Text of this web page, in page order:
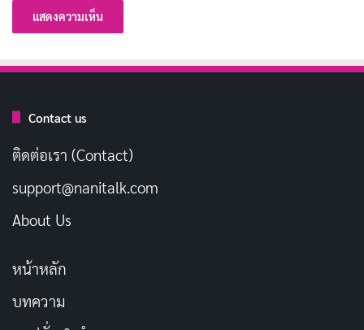
แต่ถึงแม้จะเป็นหนังตลก นักแสดงแต่ละคนก็สามารถ
มิตรภาพ ทำให้ผู้ชมอินไปกับเรื่องราวได้อย่างเต็มที่
โปรดักชัน
“อีสานซอมบี้” อาจไม่ใช่ภาพยนตร์ฟอร์มยักษ์ แต่ก็
สามารถสร้างสรรค์ฉากและบรรยากาศได้อย่างน่าประทับ
กลัว ในขณะที่ฉากต่าง ๆ ในหมู่บ้านอีสานก็สร้างความรู้สึก
อบอุ่นและคุ้นเคย
Contact us
ติดต่อเรา (Contact)
support@nanitalk.com
About Us
หน้าหลัก
บทความ